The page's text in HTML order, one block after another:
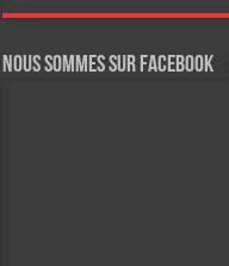
Nous sommes sur FaceBook